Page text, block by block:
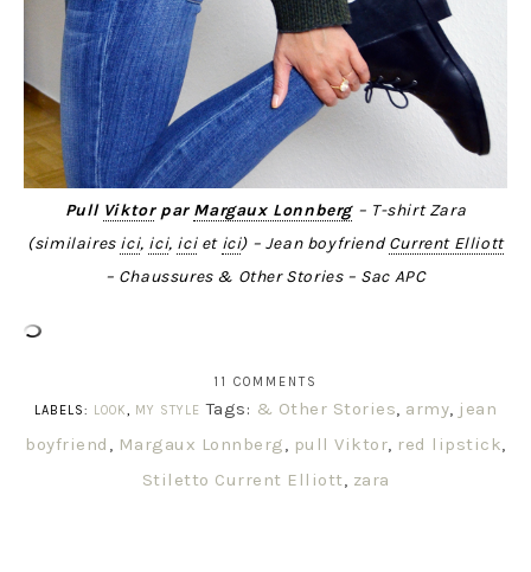
Pull Viktorpar Margaux Lonnberg – T-shirt Zara
(similaires ici, ici, iciet ici) – Jean boyfriendCurrent Elliott
– Chaussures & Other Stories – Sac APC
11 COMMENTS
LABELS:
LOOK, MY STYLE Tags: & Other Stories, army, jean
boyfriend , Margaux Lonnberg, pull Viktor, red lipstick,
Stiletto Current Elliott, zara